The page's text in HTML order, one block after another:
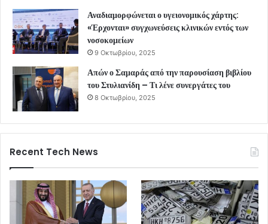
Αναδιαμορφώνεται ο υγειονομικός χάρτης:
«Έρχονται» συγχωνεύσεις κλινικών εντός των
νοσοκομείων
9 Οκτωβρίου, 2025
Απών ο Σαμαράς από την παρουσίαση βιβλίου
του Στυλιανίδη – Τι λένε συνεργάτες του
8 Οκτωβρίου, 2025
Recent Tech News